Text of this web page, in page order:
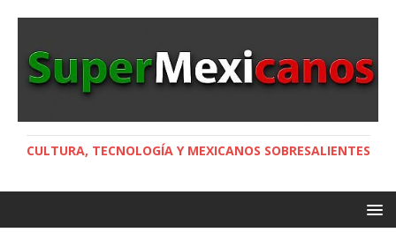
CULTURA, TECNOLOGÍA Y MEXICANOS SOBRESALIENTES